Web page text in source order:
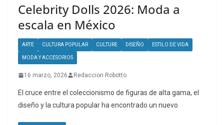
Celebrity Dolls 2026: Moda a
escala en México
ARTE CULTURA POPULAR CULTURE DISEÑO ESTILO DE VIDA
MODA Y ACCESORIOS
16 marzo, 2026 Redaccion Robotto
El cruce entre el coleccionismo de figuras de alta gama, el
diseño y la cultura popular ha encontrado un nuevo